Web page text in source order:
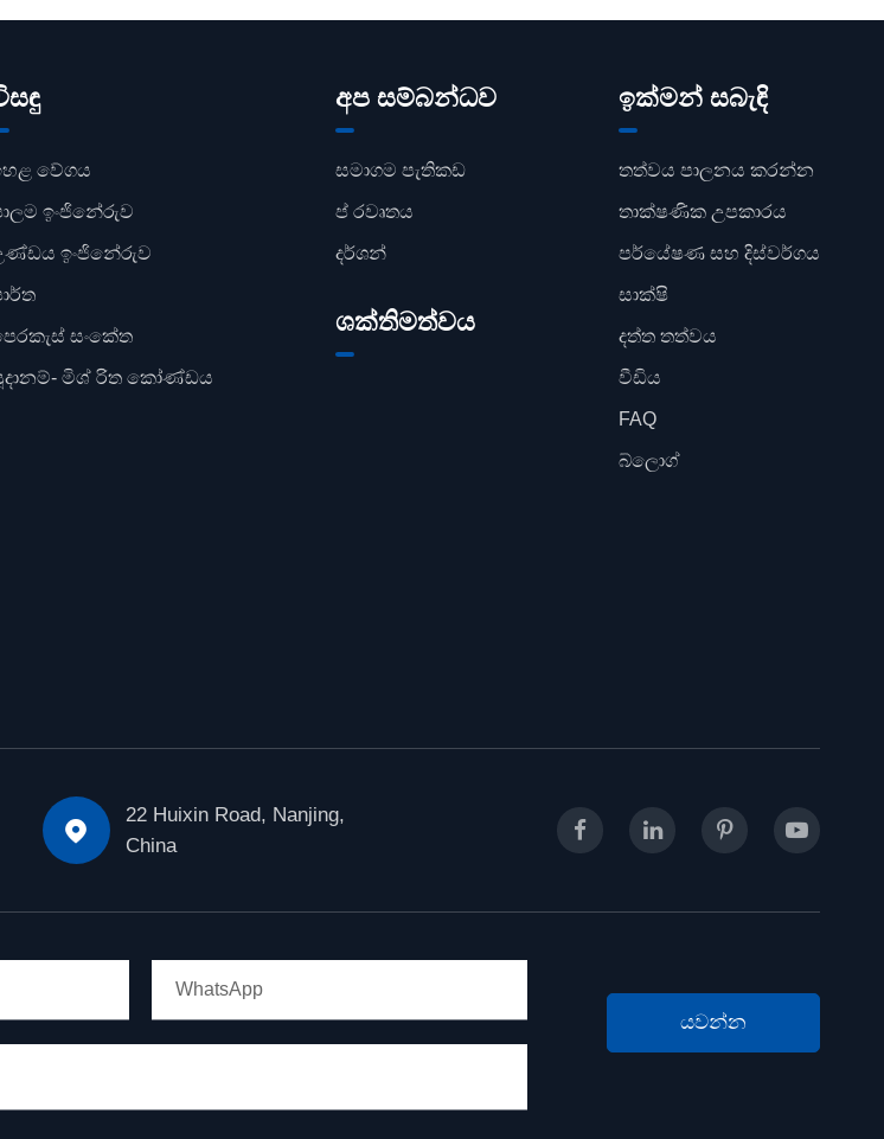
වේගය
ඉංජිනේරුව
ඉංජිනේරුව
සංකේත
මිශ් රිත කෝණ්ඩය
අප සම්බන්ධව
සමාගම පැතිකඩ
ප් රවෘතය
දර්ශන්
ශක්තිමත්වය
ඉක්මන් සබැඳි
තත්වය පාලනය කරන්න
තාක්ෂණික උපකාරය
පර්යේෂණ සහ දිස්වර්ගය
සාක්ෂි
දත්ත තත්වය
වීඩිය
FAQ
බ්ලොග්

22 Huixin Road, Nanjing,
China
යවන්න